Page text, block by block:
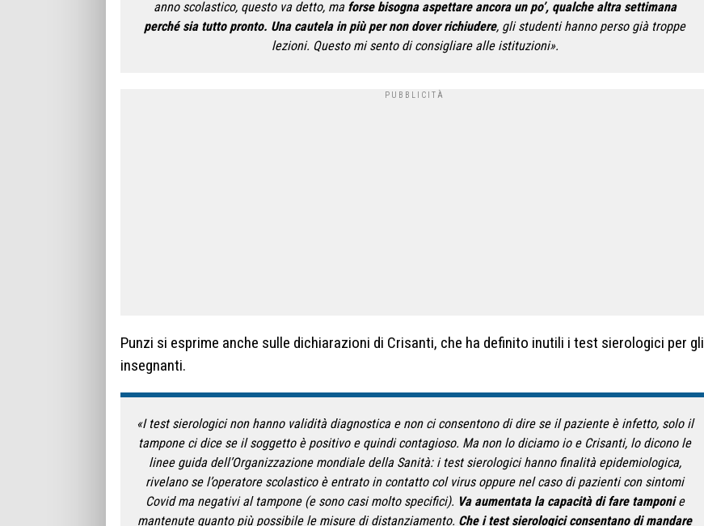
anno scolastico, questo va detto, ma forse bisogna aspettare ancora un po’, qualche altra settimana
perché sia tutto pronto. Una cautela in più per non dover richiudere, gli studenti hanno perso già troppe
lezioni. Questo mi sento di consigliare alle istituzioni».
Punzi si esprime anche sulle dichiarazioni di Crisanti, che ha definito inutili i test sierologici per gli
insegnanti.
«I test sierologici non hanno validità diagnostica e non ci consentono di dire se il paziente è infetto, solo il
tampone ci dice se il soggetto è positivo e quindi contagioso. Ma non lo diciamo io e Crisanti, lo dicono le
linee guida dell’Organizzazione mondiale della Sanità: i test sierologici hanno finalità epidemiologica,
rivelano se l’operatore scolastico è entrato in contatto col virus oppure nel caso di pazienti con sintomi
Covid ma negativi al tampone (e sono casi molto specifici). Va aumentata la capacità di fare tamponie
mantenute quanto più possibile le misure di distanziamento. Che i test sierologici consentano di mandare